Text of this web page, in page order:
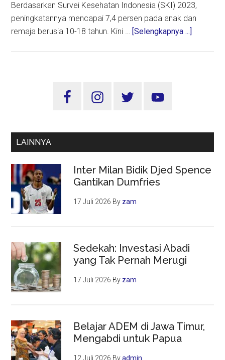
Berdasarkan Survei Kesehatan Indonesia (SKI) 2023,
peningkatannya mencapai 7,4 persen pada anak dan
remaja berusia 10-18 tahun. Kini … [Selengkapnya ...]
dan
Sidebar
LAINNYA
Inter Milan Bidik Djed Spence
Gantikan Dumfries
17 Juli 2026 By zam
Sedekah: Investasi Abadi
yang Tak Pernah Merugi
17 Juli 2026 By zam
Belajar ADEM di Jawa Timur,
Mengabdi untuk Papua
12 Juli 2026 Byadmin